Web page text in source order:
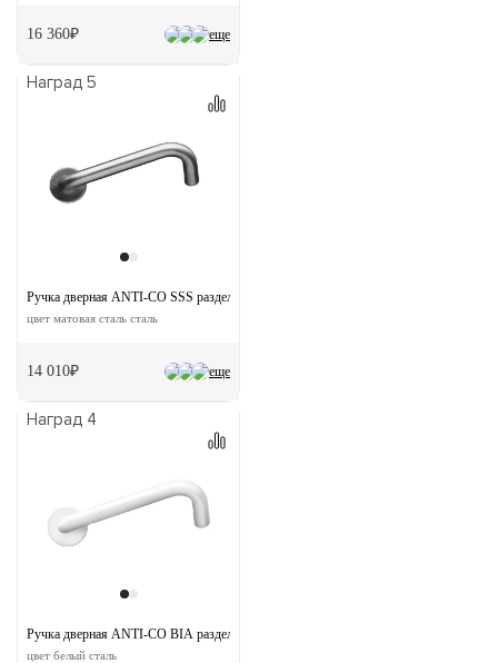
еще
16 360₽
Наград 5
еще
Ручка дверная ANTI-CO SSS раздельная без розетки
цвет матовая сталь сталь
14 010₽
Наград 4
Ручка дверная ANTI-CO BIA раздельная без розетки
цвет белый сталь